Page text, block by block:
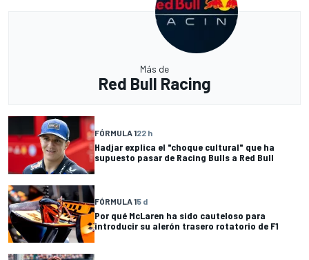
Más de
Red Bull Racing
FÓRMULA 122 h
Hadjar explica el "choque cultural" que ha
supuesto pasar de Racing Bulls a Red Bull
FÓRMULA 15 d
Por qué McLaren ha sido cauteloso para
introducir su alerón trasero rotatorio de F1